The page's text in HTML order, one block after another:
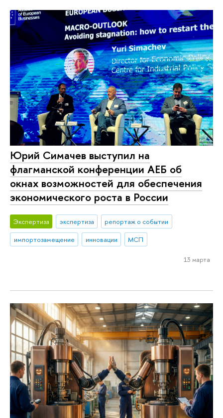
Юрий Симачев выступил на
флагманской конференции АЕБ об
окнах возможностей для обеспечения
экономического роста в России
Экспертиза экспертиза
репортаж о событии
импортозамещение
инновации МСП
13 марта